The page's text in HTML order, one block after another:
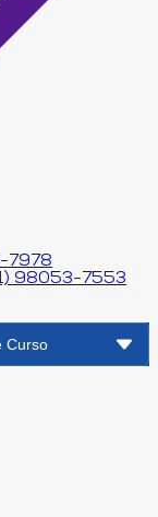
7978
98053-7553